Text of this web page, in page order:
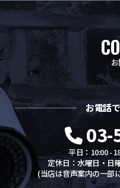
お電話
03-
平日：10:00 -
定休日：水曜日・日
(当店は音声案内の一部
防犯
カートを見る
新規会員登録
お気に入り